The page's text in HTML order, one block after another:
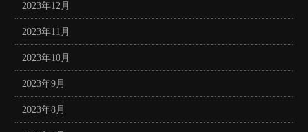
2023年12月
2023年11月
2023年10月
2023年9月
2023年8月